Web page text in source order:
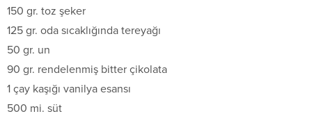
150 gr. toz şeker
125 gr. oda sıcaklığında tereyağı
50 gr. un
90 gr. rendelenmiş bitter çikolata
1 çay kaşığı vanilya esansı
500 mi. süt